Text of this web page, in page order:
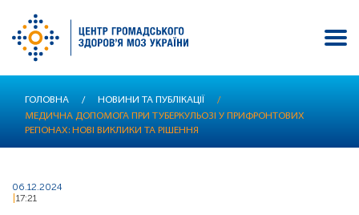
основного
ГОЛОВНА / НОВИНИ ТА ПУБЛІКАЦІЇ
/
МЕДИЧНА ДОПОМОГА ПРИ ТУБЕРКУЛЬОЗІ У ПРИФРОНТОВИХ
РЕГІОНАХ: НОВІ ВИКЛИКИ ТА РІШЕННЯ
06.12.2024
17:21